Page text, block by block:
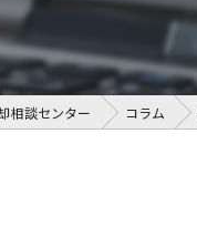
収益物件
相談センター コラム